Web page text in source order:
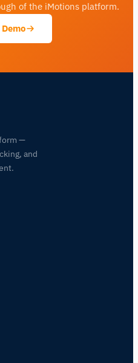
of the iMotions platform.
—
and